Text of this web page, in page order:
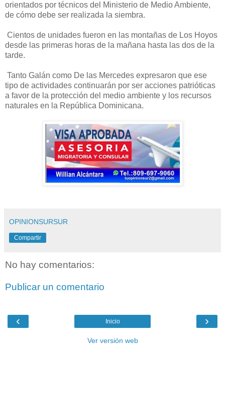
orientados por técnicos del Ministerio de Medio Ambiente,
de cómo debe ser realizada la siembra.
Cientos de unidades fueron en las montañas de Los Hoyos
desde las primeras horas de la mañana hasta las dos de la
tarde.
Tanto Galán como De las Mercedes expresaron que ese
tipo de actividades continuarán por ser acciones patrióticas
a favor de la protección del medio ambiente y los recursos
naturales en la República Dominicana.
OPINIONSURSUR
Compartir
No hay comentarios:
Publicar un comentario
‹ ›
Inicio
Ver versión web